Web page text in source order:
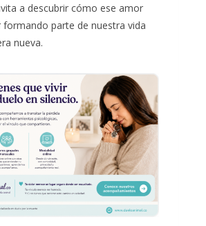
a descubrir cómo ese amor
formando parte de nuestra vida
nueva.